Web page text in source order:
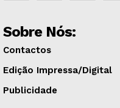
Sobre Nós:
Contactos
Edição Impressa/Digital
Publicidade